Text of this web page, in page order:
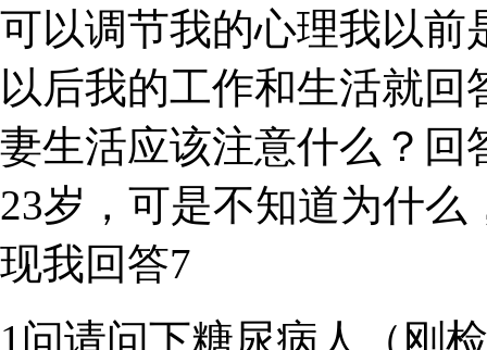
可以调节我的心理我以前
以后我的工作和生活就
妻生活应该注意什么？回
23岁，可是不知道为什
现我回答7
1问请问下糖尿病人（刚